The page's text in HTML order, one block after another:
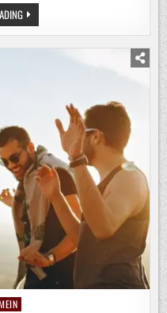
PRIME-
TIME-
SIEG
FÜR
STARKE
13,4
PROZENT
MARKTANTEIL